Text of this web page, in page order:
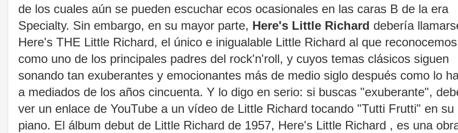
de los cuales aún se pueden escuchar ecos ocasionales en las caras B de la era
Specialty. Sin embargo, en su mayor parte, Here's Little Richard debería
Here's THE Little Richard, el único e inigualable Little Richard al que reconocemos
como uno de los principales padres del rock'n'roll, y cuyos temas clásicos siguen
sonando tan exuberantes y emocionantes más de medio siglo después como lo
a mediados de los años cincuenta. Y lo digo en serio: si buscas "exuberante",
ver un enlace de YouTube a un vídeo de Little Richard tocando "Tutti Frutti" en su
piano. El álbum debut de Little Richard de 1957, Here's Little Richard , es una